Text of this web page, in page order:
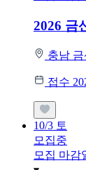
2026 금
충남
접수
10/3 토
모집중
모집 마감